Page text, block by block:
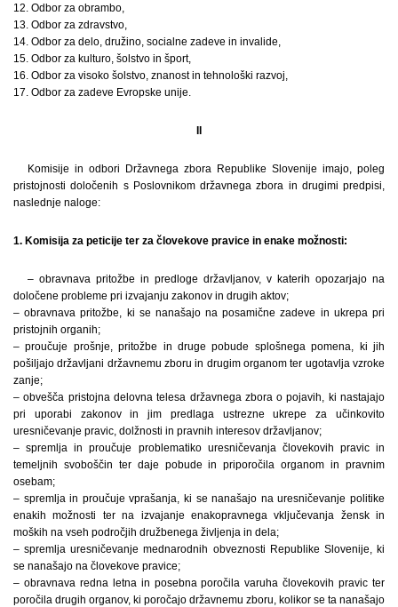
12. Odbor za obrambo,
13. Odbor za zdravstvo,
14. Odbor za delo, družino, socialne zadeve in invalide,
15. Odbor za kulturo, šolstvo in šport,
16. Odbor za visoko šolstvo, znanost in tehnološki razvoj,
17. Odbor za zadeve Evropske unije.
II
Komisije in odbori Državnega zbora Republike Slovenije imajo, poleg
pristojnosti določenih s Poslovnikom državnega zbora in drugimi predpisi,
naslednje naloge:
1. Komisija za peticije ter za človekove pravice in enake možnosti:
– obravnava pritožbe in predloge državljanov, v katerih opozarjajo na
določene probleme pri izvajanju zakonov in drugih aktov;
– obravnava pritožbe, ki se nanašajo na posamične zadeve in ukrepa pri
pristojnih organih;
– proučuje prošnje, pritožbe in druge pobude splošnega pomena, ki jih
pošiljajo državljani državnemu zboru in drugim organom ter ugotavlja vzroke
zanje;
– obvešča pristojna delovna telesa državnega zbora o pojavih, ki nastajajo
pri uporabi zakonov in jim predlaga ustrezne ukrepe za učinkovito
uresničevanje pravic, dolžnosti in pravnih interesov državljanov;
– spremlja in proučuje problematiko uresničevanja človekovih pravic in
temeljnih svoboščin ter daje pobude in priporočila organom in pravnim
osebam;
– spremlja in proučuje vprašanja, ki se nanašajo na uresničevanje politike
enakih možnosti ter na izvajanje enakopravnega vključevanja žensk in
moških na vseh področjih družbenega življenja in dela;
– spremlja uresničevanje mednarodnih obveznosti Republike Slovenije, ki
se nanašajo na človekove pravice;
– obravnava redna letna in posebna poročila varuha človekovih pravic ter
poročila drugih organov, ki poročajo državnemu zboru, kolikor se ta nanašajo